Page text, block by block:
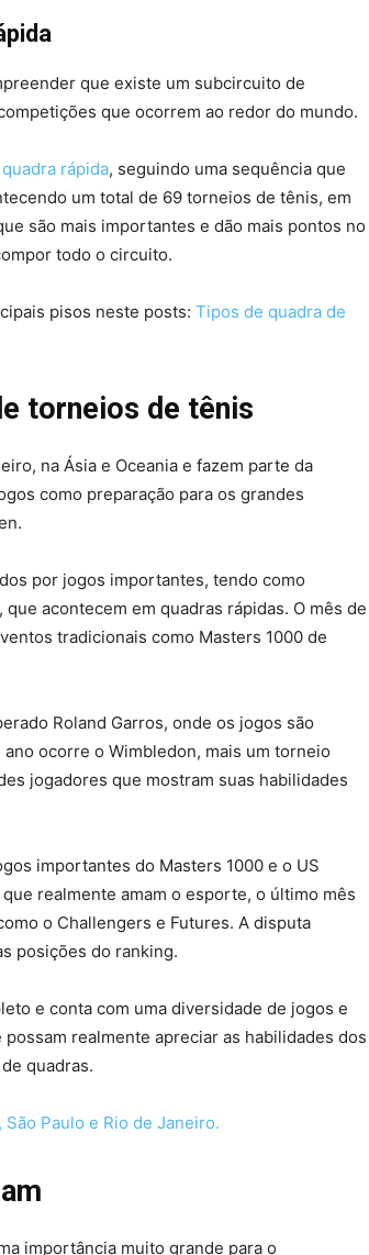
que existe um subcircuito de
que ocorrem ao redor do mundo.
quadra rápida, seguindo uma sequência que
um total de 69 torneios de tênis, em
são mais importantes e dão mais pontos no
todo o circuito.
pisos neste posts: Tipos de quadra de
torneios de tênis
na Ásia e Oceania e fazem parte da
como preparação para os grandes
por jogos importantes, tendo como
acontecem em quadras rápidas. O mês de
tradicionais como Masters 1000 de
Roland Garros, onde os jogos são
ocorre o Wimbledon, mais um torneio
jogadores que mostram suas habilidades
importantes do Masters 1000 e o US
realmente amam o esporte, o último mês
o Challengers e Futures. A disputa
posições do ranking.
e conta com uma diversidade de jogos e
realmente apreciar as habilidades dos
quadras.
São Paulo e Rio de Janeiro.
importância muito grande para o